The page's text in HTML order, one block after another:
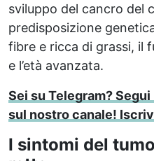
sviluppo del cancro del
predisposizione
fibre e ricca di grassi, il
e l’età avanzata.
Sei su Telegram?
sul nostro canale!
I sintomi del